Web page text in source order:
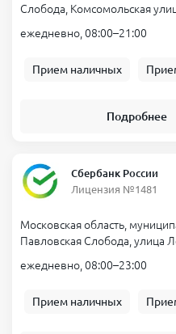
Слобода, Комсомольская
ежедневно, 08:00–21:00
Прием наличных
Подробнее
Сбербанк России
Лицензия №1481
Московская область,
Павловская Слобода, улица
ежедневно, 08:00–23:00
Прием наличных